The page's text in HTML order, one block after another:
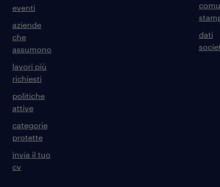
eventi
aziende
che
assumono
lavori più
richiesti
politiche
attive
categorie
protette
invia il tuo
cv
dati